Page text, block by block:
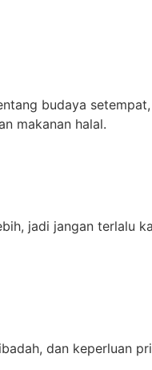
budaya
makanan halal.
jadi jangan terlalu
dan keperluan